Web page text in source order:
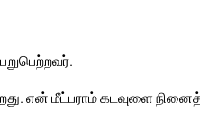
என் மீட்பராம் கடவுளை